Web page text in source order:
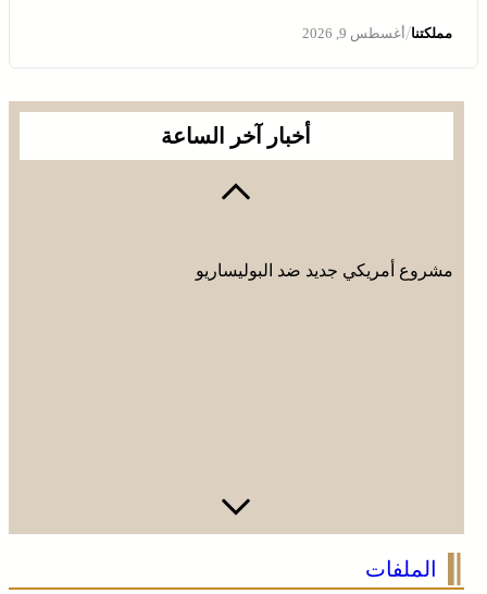
مملكتنا/أغسطس 9, 2026
أخبار آخر الساعة
مشروع أمريكي جديد ضد البوليساريو
مشواره المتميز بالتأهل إلى المربع الذهبي و يحجز تذكرة
الملفات